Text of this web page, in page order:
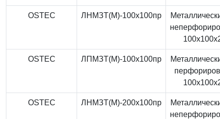
OSTEC ЛНМЗТ(М)-100x100пр
OSTEC ЛПМЗТ(М)-100x100пр
OSTEC ЛНМЗТ(М)-200x100пр